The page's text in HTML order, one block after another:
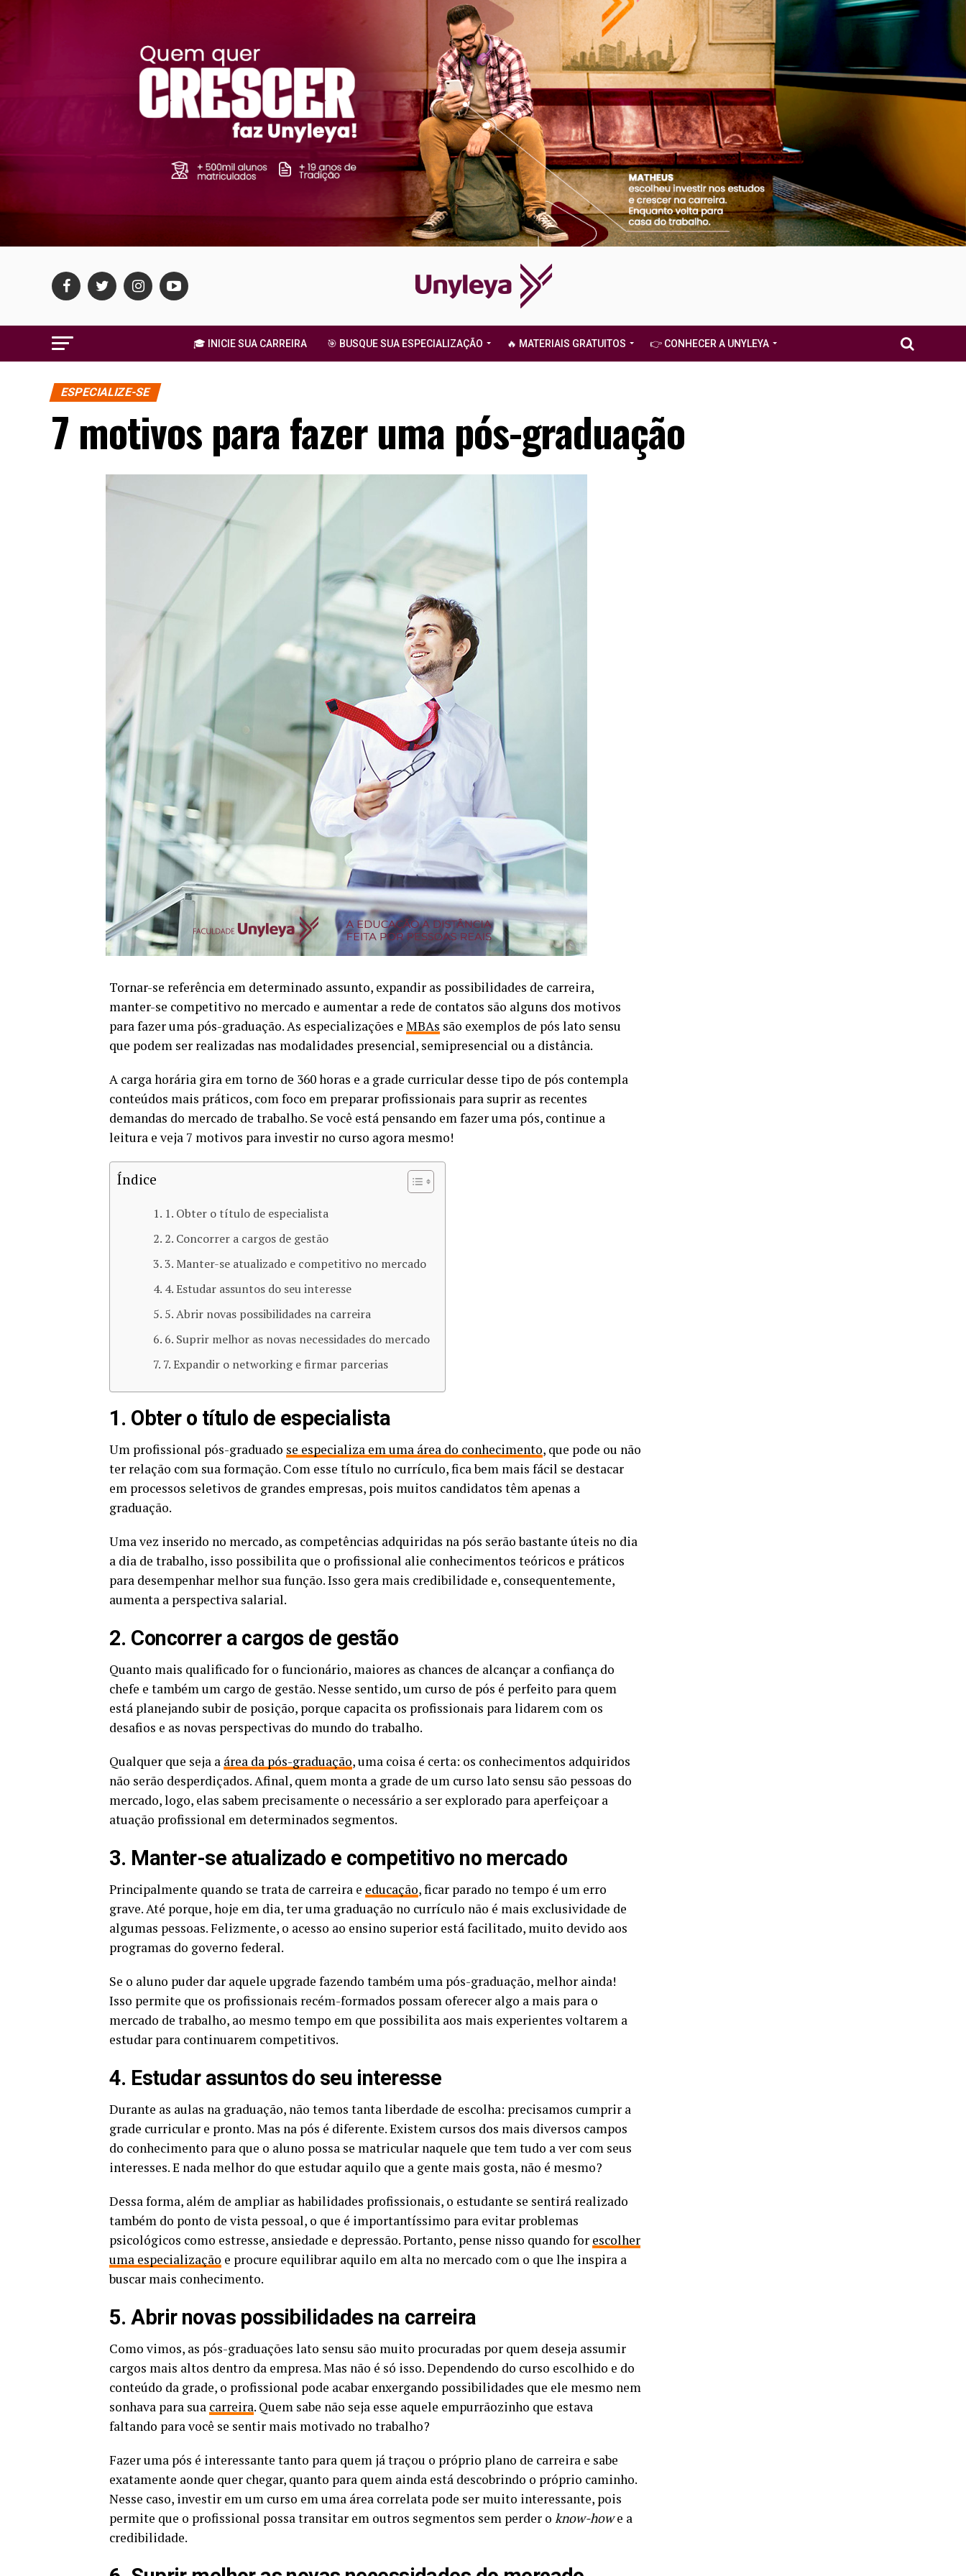
🎓 INICIE SUA CARREIRA 🎯 BUSQUE SUA ESPECIALIZAÇÃO 🔥 MATERIAIS GRATUITOS 👉 CONHECER A UNYLEYA
ESPECIALIZE-SE
7 motivos para fazer uma pós-graduação
Tornar-se referência em determinado assunto, expandir as possibilidades de carreira,
manter-se competitivo no mercado e aumentar a rede de contatos são alguns dos motivos
para fazer uma pós-graduação. As especializações e MBAs são exemplos de pós lato sensu
que podem ser realizadas nas modalidades presencial, semipresencial ou a distância.
A carga horária gira em torno de 360 horas e a grade curricular desse tipo de pós contempla
conteúdos mais práticos, com foco em preparar profissionais para suprir as recentes
demandas do mercado de trabalho. Se você está pensando em fazer uma pós, continue a
leitura e veja 7 motivos para investir no curso agora mesmo!
Índice
1. Obter o título de especialista
2. Concorrer a cargos de gestão
3. Manter-se atualizado e competitivo no mercado
4. Estudar assuntos do seu interesse
5. Abrir novas possibilidades na carreira
6. Suprir melhor as novas necessidades do mercado
7. Expandir o networking e firmar parcerias
1. Obter o título de especialista
Um profissional pós-graduado se especializa em uma área do conhecimento, que pode ou não
ter relação com sua formação. Com esse título no currículo, fica bem mais fácil se destacar
em processos seletivos de grandes empresas, pois muitos candidatos têm apenas a
graduação.
Uma vez inserido no mercado, as competências adquiridas na pós serão bastante úteis no dia
a dia de trabalho, isso possibilita que o profissional alie conhecimentos teóricos e práticos
para desempenhar melhor sua função. Isso gera mais credibilidade e, consequentemente,
aumenta a perspectiva salarial.
2. Concorrer a cargos de gestão
Quanto mais qualificado for o funcionário, maiores as chances de alcançar a confiança do
chefe e também um cargo de gestão. Nesse sentido, um curso de pós é perfeito para quem
está planejando subir de posição, porque capacita os profissionais para lidarem com os
desafios e as novas perspectivas do mundo do trabalho.
Qualquer que seja a área da pós-graduação, uma coisa é certa: os conhecimentos adquiridos
não serão desperdiçados. Afinal, quem monta a grade de um curso lato sensu são pessoas do
mercado, logo, elas sabem precisamente o necessário a ser explorado para aperfeiçoar a
atuação profissional em determinados segmentos.
3. Manter-se atualizado e competitivo no mercado
Principalmente quando se trata de carreira e educação, ficar parado no tempo é um erro
grave. Até porque, hoje em dia, ter uma graduação no currículo não é mais exclusividade de
algumas pessoas. Felizmente, o acesso ao ensino superior está facilitado, muito devido aos
programas do governo federal.
Se o aluno puder dar aquele upgrade fazendo também uma pós-graduação, melhor ainda!
Isso permite que os profissionais recém-formados possam oferecer algo a mais para o
mercado de trabalho, ao mesmo tempo em que possibilita aos mais experientes voltarem a
estudar para continuarem competitivos.
4. Estudar assuntos do seu interesse
Durante as aulas na graduação, não temos tanta liberdade de escolha: precisamos cumprir a
grade curricular e pronto. Mas na pós é diferente. Existem cursos dos mais diversos campos
do conhecimento para que o aluno possa se matricular naquele que tem tudo a ver com seus
interesses. E nada melhor do que estudar aquilo que a gente mais gosta, não é mesmo?
Dessa forma, além de ampliar as habilidades profissionais, o estudante se sentirá realizado
também do ponto de vista pessoal, o que é importantíssimo para evitar problemas
psicológicos como estresse, ansiedade e depressão. Portanto, pense nisso quando for escolher
uma especialização e procure equilibrar aquilo em alta no mercado com o que lhe inspira a
buscar mais conhecimento.
5. Abrir novas possibilidades na carreira
Como vimos, as pós-graduações lato sensu são muito procuradas por quem deseja assumir
cargos mais altos dentro da empresa. Mas não é só isso. Dependendo do curso escolhido e do
conteúdo da grade, o profissional pode acabar enxergando possibilidades que ele mesmo nem
sonhava para sua carreira. Quem sabe não seja esse aquele empurrãozinho que estava
faltando para você se sentir mais motivado no trabalho?
Fazer uma pós é interessante tanto para quem já traçou o próprio plano de carreira e sabe
exatamente aonde quer chegar, quanto para quem ainda está descobrindo o próprio caminho.
Nesse caso, investir em um curso em uma área correlata pode ser muito interessante, pois
permite que o profissional possa transitar em outros segmentos sem perder o know-howe a
credibilidade.